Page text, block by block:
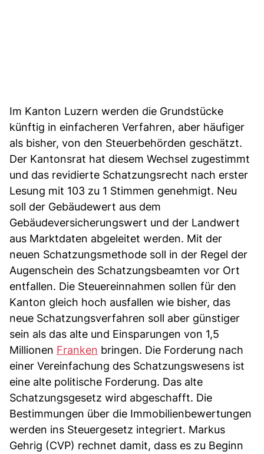
Im Kanton Luzern werden die Grundstücke
künftig in einfacheren Verfahren, aber häufiger
als bisher, von den Steuerbehörden geschätzt.
Der Kantonsrat hat diesem Wechsel zugestimmt
und das revidierte Schatzungsrecht nach erster
Lesung mit 103 zu 1 Stimmen genehmigt. Neu
soll der Gebäudewert aus dem
Gebäudeversicherungswert und der Landwert
aus Marktdaten abgeleitet werden. Mit der
neuen Schatzungsmethode soll in der Regel der
Augenschein des Schatzungsbeamten vor Ort
entfallen. Die Steuereinnahmen sollen für den
Kanton gleich hoch ausfallen wie bisher, das
neue Schatzungsverfahren soll aber günstiger
sein als das alte und Einsparungen von 1,5
Millionen Franken bringen. Die Forderung nach
einer Vereinfachung des Schatzungswesens ist
eine alte politische Forderung. Das alte
Schatzungsgesetz wird abgeschafft. Die
Bestimmungen über die Immobilienbewertungen
werden ins Steuergesetz integriert. Markus
Gehrig (CVP) rechnet damit, dass es zu Beginn